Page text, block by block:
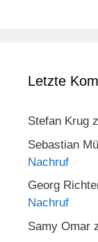
Letzte
Stefan Krug
Sebastian
Nachruf
Georg
Nachruf
Samy Omar